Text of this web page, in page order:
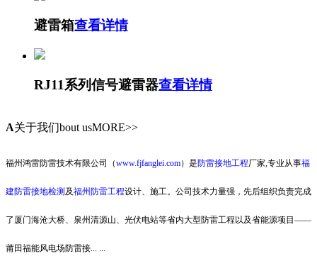
避雷箱查看详情
RJ11系列信号避雷器查看详情
A关于我们bout usMORE>>
福州鸿雷防雷技术有限公司（www.fjfanglei.com）是防雷接地工程厂家,专业从事福
建防雷接地检测及福州防雷工程设计、施工。公司技术力量强，先后组织负责完成
了厦门海沧大桥、泉州清源山、光伏电站等省内大型防雷工程以及省能源项目——
莆田福能风电场防雷接